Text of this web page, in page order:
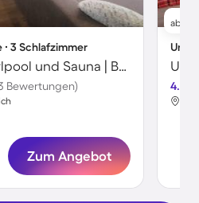
∙ 3 Schlafzimmer
Apartment mit Whirlpool und Sauna | Bergblick | Skifahren in der Nähe
Bewertungen)
Zum Angebot
ab
4.4